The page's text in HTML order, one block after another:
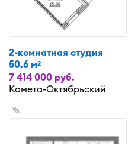
2-комнатная студия
50,6 м2
7 414 000 руб.
Комета-Октябрьский
✎